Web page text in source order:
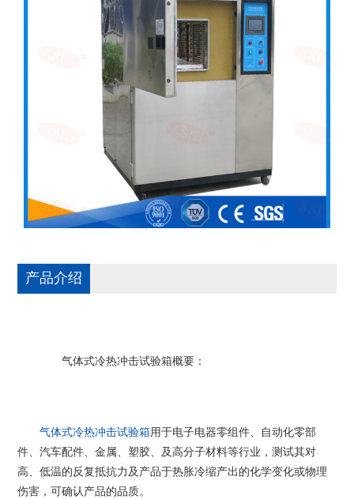
产品介绍
气体式冷热冲击试验箱概要：
气体式冷热冲击试验箱用于电子电器零组件、自动化零部
件、汽车配件、金属、塑胶、及高分子材料等行业，测试其对
高、低温的反复抵抗力及产品于热胀冷缩产出的化学变化或物理
伤害，可确认产品的品质。